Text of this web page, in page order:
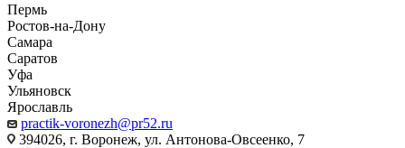
Пермь
Ростов-на-Дону
Самара
Саратов
Уфа
Ульяновск
Ярославль
practik-voronezh@pr52.ru
394026, г. Воронеж, ул. Антонова-Овсеенко, 7